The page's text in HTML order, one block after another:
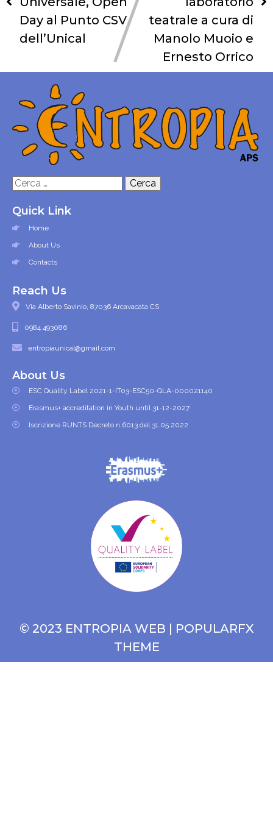
Day al Punto CSV
dell’Unical
teatrale a cura di
Manolo Muoio e
Ernesto Orrico
Ricerca
Quick Link
Home
About Us
Contacts
Reach Us
Via Alberto Savinio, 87036 Arcavacata CS
0984 493086
entropiaunical@gmail.com
About Us
ESC Quality Label 2021-1-IT03-ESC50-QLA-000021140
Erasmus+ accreditation in Youth until 31-12-2027
Iscrizione RUNTS Decreto n.6013 del 31.05.2022
© 2023 ENTROPIA WEB | POPULARFX
THEME